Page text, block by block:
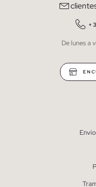
* Puedes cancelar
De lunes a